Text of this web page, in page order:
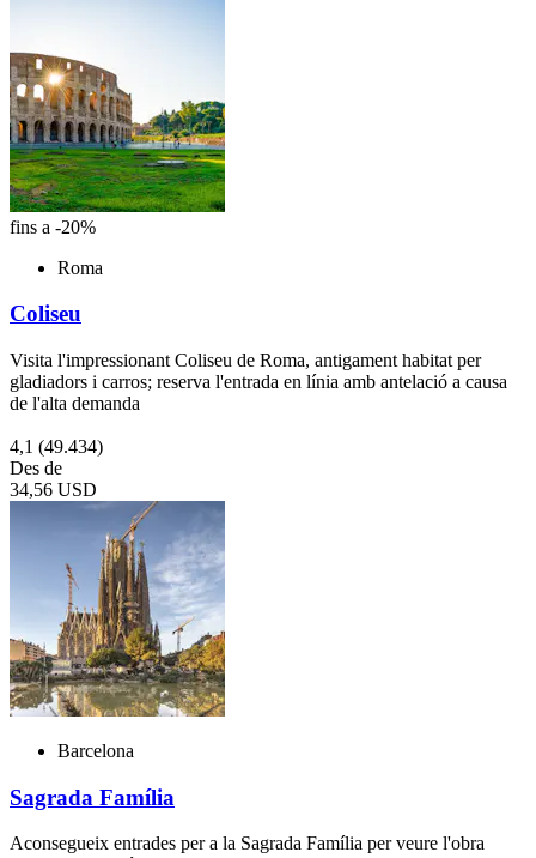
fins a -20%
Roma
Coliseu
Visita l'impressionant Coliseu de Roma, antigament habitat per
gladiadors i carros; reserva l'entrada en línia amb antelació a causa
de l'alta demanda
4,1 (49.434)
Des de
34,56 USD
Barcelona
Sagrada Família
Aconsegueix entrades per a la Sagrada Família per veure l'obra